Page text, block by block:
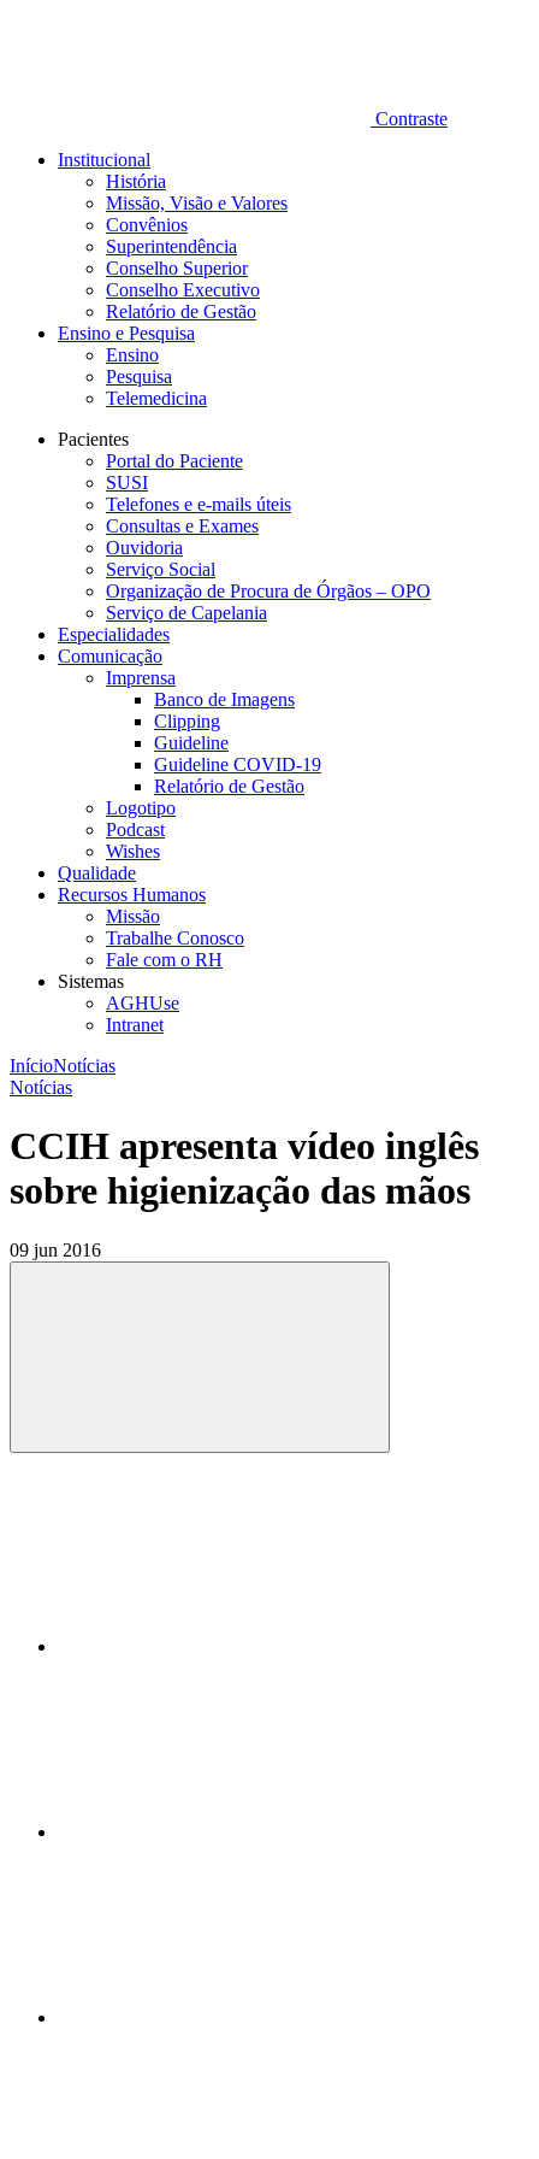
Contraste
Institucional
História
Missão, Visão e Valores
Convênios
Superintendência
Conselho Superior
Conselho Executivo
Relatório de Gestão
Ensino e Pesquisa
Ensino
Pesquisa
Telemedicina
Pacientes
Portal do Paciente
SUSI
Telefones e e-mails úteis
Consultas e Exames
Ouvidoria
Serviço Social
Organização de Procura de Órgãos – OPO
Serviço de Capelania
Especialidades
Comunicação
Imprensa
Banco de Imagens
Clipping
Guideline
Guideline COVID-19
Relatório de Gestão
Logotipo
Podcast
Wishes
Qualidade
Recursos Humanos
Missão
Trabalhe Conosco
Fale com o RH
Sistemas
AGHUse
Intranet
InícioNotícias
Notícias
CCIH apresenta vídeo inglês
sobre higienização das mãos
09 jun 2016
Compartilhar